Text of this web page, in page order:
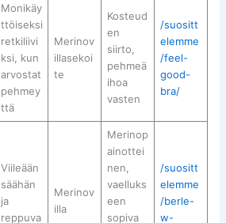
Monikäy
ttöiseksi
retkiliivi
ksi, kun
arvostat
pehmey
ttä
Merinov
illasekoi
te
Kosteud
en
siirto,
pehmeä
ihoa
vasten
/suositt
elemme
/feel-
good-
bra/
Viileään
säähän
ja
reppuva
Merinov
illa
Merinop
ainottei
nen,
vaelluks
een
sopiva
/suositt
elemme
/berle-
w-